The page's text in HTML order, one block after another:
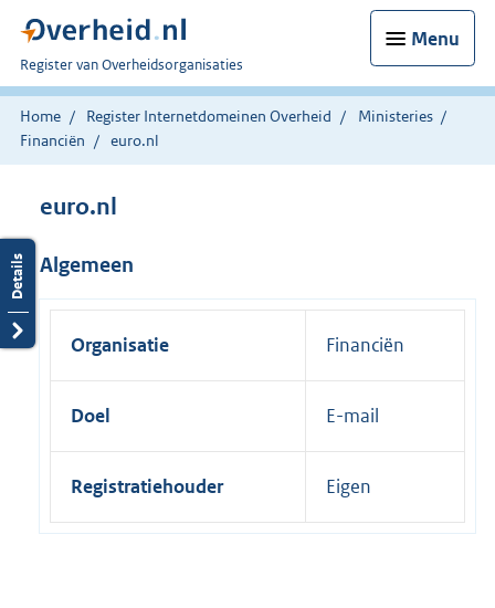
Menu
U
bent
nu
hier:
Register van Overheidsorganisaties
Home Register Internetdomeinen Overheid
Ministeries
Financiën
euro.nl
euro.nl
Algemeen
Organisatie Financiën
Doel E-mail
Registratiehouder Eigen